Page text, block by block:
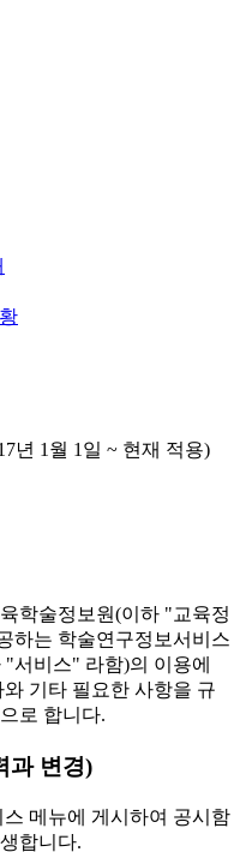
년 1월 1일 ~ 현재 적용)
학술정보원(이하 "교육정
하는 학술연구정보서비스
서비스" 라함)의 이용에
기타 필요한 사항을 규
로 합니다.
과 변경)
메뉴에 게시하여 공시함
합니다.